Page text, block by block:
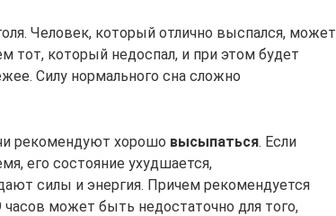
Человек, который отлично выспался, может
тот, который недоспал, и при этом будет
Силу нормального сна сложно
рекомендуют хорошо высыпаться. Если
его состояние ухудшается,
силы и энергия. Причем рекомендуется
может быть недостаточно для того,